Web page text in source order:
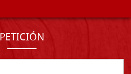
PETICIÓN